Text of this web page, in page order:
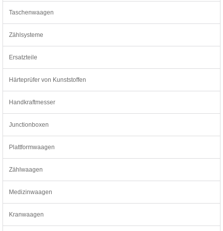
Taschenwaagen
Zählsysteme
Ersatzteile
Härteprüfer von Kunststoffen
Handkraftmesser
Junctionboxen
Plattformwaagen
Zählwaagen
Medizinwaagen
Kranwaagen